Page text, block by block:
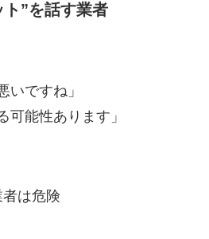
”を話す業者
いですね」
可能性あります」
は危険